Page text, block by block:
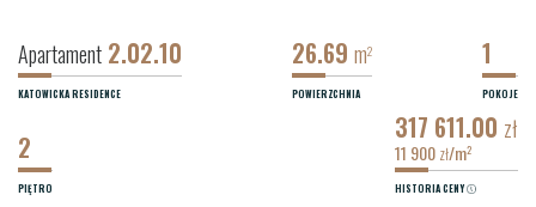
KATOWICKA RESIDENCE
Apartament 2.02.10
POWIERZCHNIA
26.69 m2
POKOJE
1
PIĘTRO
2
HISTORIA CENY
317 611.00 zł
11 900 zł/m2